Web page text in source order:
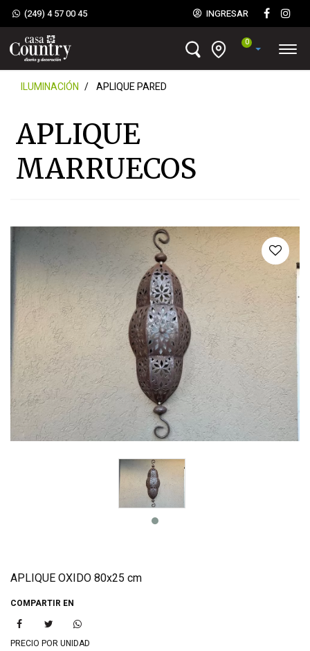
(249) 4 57 00 45 INGRESAR
0
ILUMINACIÓN APLIQUE PARED
APLIQUE
MARRUECOS
APLIQUE OXIDO 80x25 cm
COMPARTIR EN
PRECIO POR UNIDAD